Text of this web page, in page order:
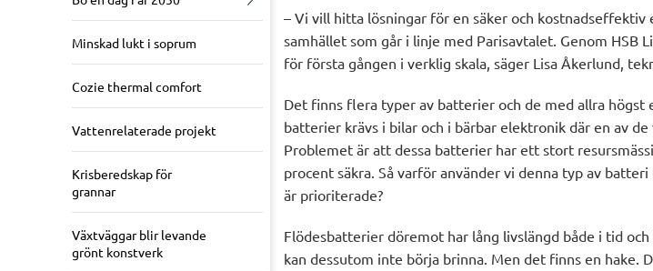
Minskad lukt i soprum
Cozie thermal comfort
Vattenrelaterade projekt
Krisberedskap för
grannar
Växtväggar blir levande
grönt konstverk
– Vi vill hitta lösningar för en säker och
samhället som går i linje med Parisavtalet. Genom HSB
för första gången i verklig skala, säger Lisa Åkerlund,
Det finns flera typer av batterier och de med allra
batterier krävs i bilar och i bärbar elektronik där en av
Problemet är att dessa batterier har ett stort
procent säkra. Så varför använder vi denna typ av
är prioriterade?
Flödesbatterier döremot har lång livslängd både i tid
kan dessutom inte börja brinna. Men det finns en hake.